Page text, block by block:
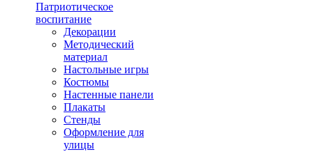
Патриотическое
воспитание
Декорации
Методический
материал
Настольные игры
Костюмы
Настенные панели
Плакаты
Стенды
Оформление для
улицы